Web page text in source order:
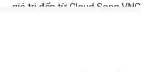
giá trị đến từ Cloud Song VNG.